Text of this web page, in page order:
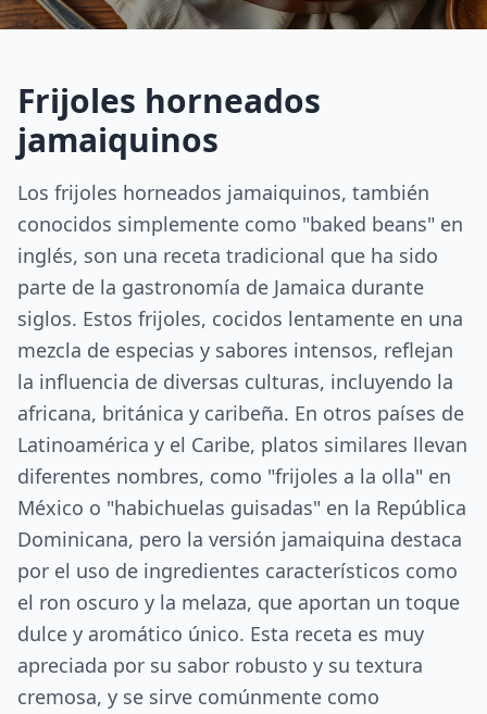
Frijoles horneados
jamaiquinos
Los frijoles horneados jamaiquinos, también
conocidos simplemente como "baked beans" en
inglés, son una receta tradicional que ha sido
parte de la gastronomía de Jamaica durante
siglos. Estos frijoles, cocidos lentamente en una
mezcla de especias y sabores intensos, reflejan
la influencia de diversas culturas, incluyendo la
africana, británica y caribeña. En otros países de
Latinoamérica y el Caribe, platos similares llevan
diferentes nombres, como "frijoles a la olla" en
México o "habichuelas guisadas" en la República
Dominicana, pero la versión jamaiquina destaca
por el uso de ingredientes característicos como
el ron oscuro y la melaza, que aportan un toque
dulce y aromático único. Esta receta es muy
apreciada por su sabor robusto y su textura
cremosa, y se sirve comúnmente como